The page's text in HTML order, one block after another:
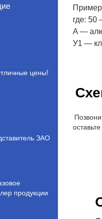
ЗАО
продукции
где: 50
A —
У1 —